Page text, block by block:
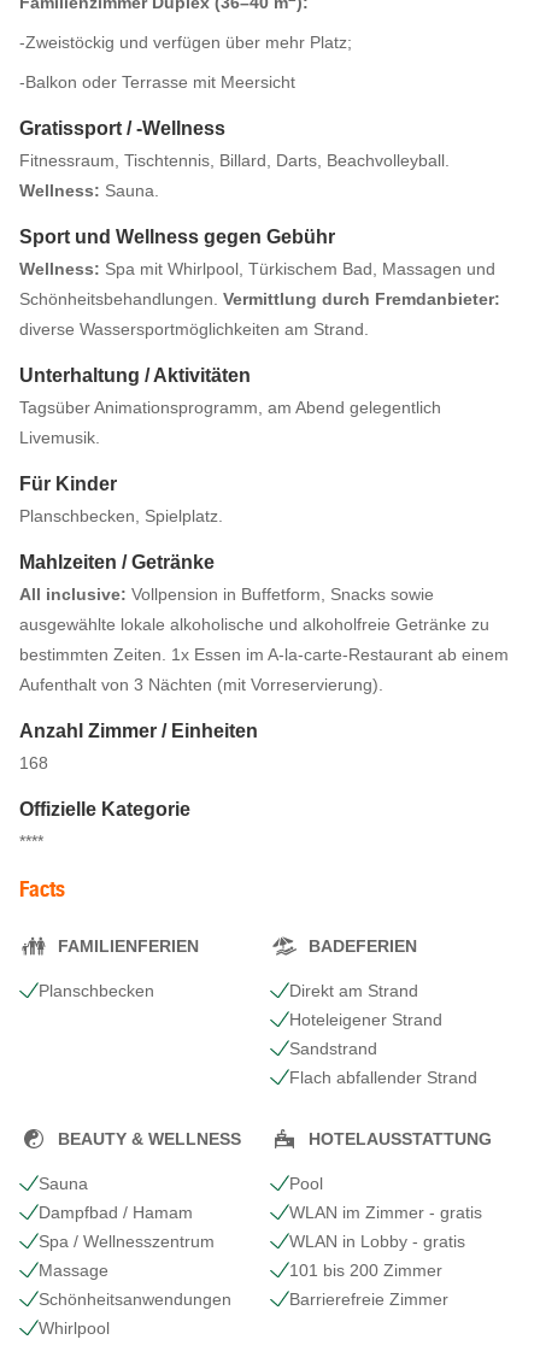
-Zweistöckig und verfügen über mehr Platz;
-Balkon oder Terrasse mit Meersicht
Gratissport / -Wellness
Fitnessraum, Tischtennis, Billard, Darts, Beachvolleyball.
Wellness: Sauna.
Sport und Wellness gegen Gebühr
Wellness: Spa mit Whirlpool, Türkischem Bad, Massagen und
Schönheitsbehandlungen. Vermittlung durch Fremdanbieter:
diverse Wassersportmöglichkeiten am Strand.
Unterhaltung / Aktivitäten
Tagsüber Animationsprogramm, am Abend gelegentlich
Livemusik.
Für Kinder
Planschbecken, Spielplatz.
Mahlzeiten / Getränke
All inclusive: Vollpension in Buffetform, Snacks sowie
ausgewählte lokale alkoholische und alkoholfreie Getränke zu
bestimmten Zeiten. 1x Essen im A-la-carte-Restaurant ab einem
Aufenthalt von 3 Nächten (mit Vorreservierung).
Anzahl Zimmer / Einheiten
168
Offizielle Kategorie
****
Facts
FAMILIENFERIEN
Planschbecken
BADEFERIEN
Direkt am Strand
Hoteleigener Strand
Sandstrand
Flach abfallender Strand
BEAUTY & WELLNESS
Sauna
Dampfbad / Hamam
Spa / Wellnesszentrum
Massage
Schönheits​anwendungen
Whirlpool
HOTELAUSSTATTUNG
Pool
WLAN im Zimmer - gratis
WLAN in Lobby - gratis
101 bis 200 Zimmer
Barrierefreie Zimmer